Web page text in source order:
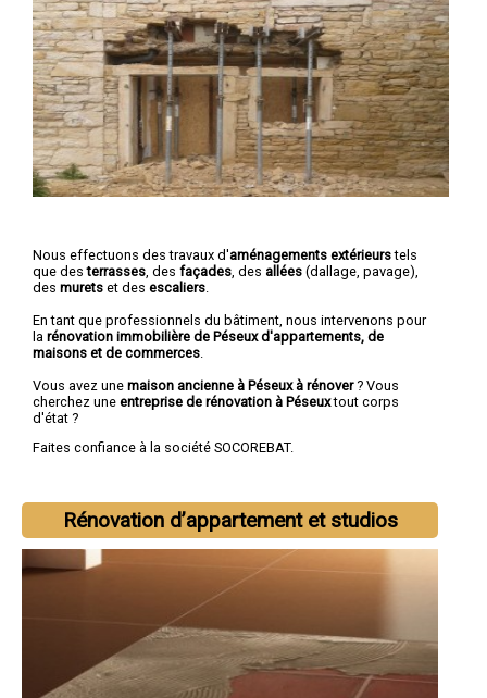
Nous effectuons des travaux d'aménagements extérieurstels
que desterrasses , des façades , des allées (dallage, pavage),
des murets et des escaliers
En tant que professionnels du bâtiment, nous intervenons pour
la rénovation immobilière de Péseux d'appartements, de
maisons et de commerces
Vous avez une maison ancienne à Péseux à rénover? Vous
cherchez une entreprise de rénovation à Péseuxtout corps
d'état ?
Faites confiance à la société SOCOREBAT.
Rénovation d’appartement et studios